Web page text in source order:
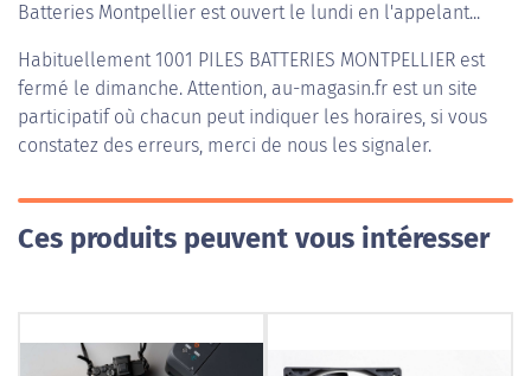
Batteries Montpellier est ouvert le lundi en l'appelant...
Habituellement 1001 PILES BATTERIES MONTPELLIER est
fermé le dimanche. Attention, au-magasin.fr est un site
participatif où chacun peut indiquer les horaires, si vous
constatez des erreurs, merci de nous les signaler.
Ces produits peuvent vous intéresser